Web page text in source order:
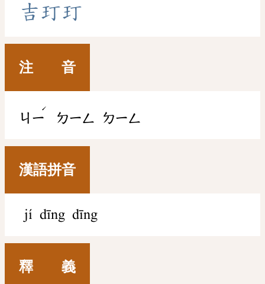
吉玎玎
注 音
ㄐㄧ
ˊ
ㄉㄧㄥ ㄉㄧㄥ
漢語拼音
jí dīng dīng
釋 義